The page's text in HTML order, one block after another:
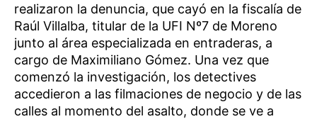
realizaron la denuncia, que cayó en la fiscalía de
Raúl Villalba, titular de la UFI Nº7 de Moreno
junto al área especializada en entraderas, a
cargo de Maximiliano Gómez. Una vez que
comenzó la investigación, los detectives
accedieron a las filmaciones de negocio y de las
calles al momento del asalto, donde se ve a